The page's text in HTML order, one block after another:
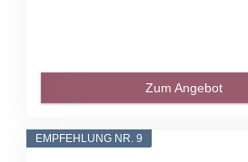
Zum Angebot
EMPFEHLUNG NR. 9